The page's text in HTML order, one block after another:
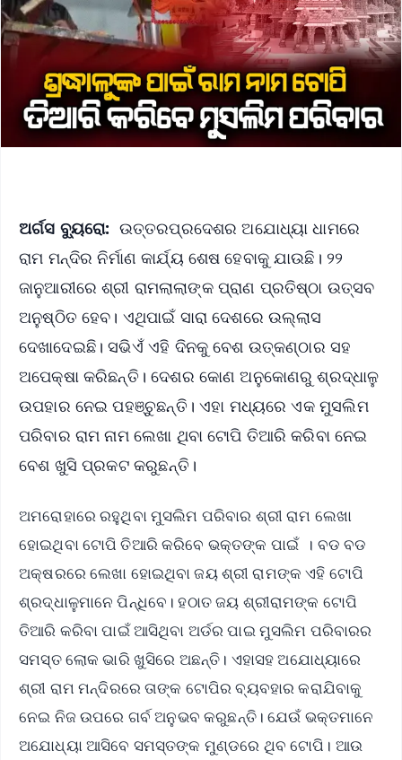
ଅର୍ଗସ ବ୍ୟୁରୋ: ଉତ୍ତରପ୍ରଦେଶର ଅଯୋଧ୍ୟା ଧାମରେ
ରାମ ମନ୍ଦିର ନିର୍ମାଣ କାର୍ଯ୍ୟ ଶେଷ ହେବାକୁ ଯାଉଛି। ୨୨
ଜାନୁଆରୀରେ ଶ୍ରୀ ରାମଲାଲାଙ୍କ ପ୍ରାଣ ପ୍ରତିଷ୍ଠା ଉତ୍ସବ
ଅନୁଷ୍ଠିତ ହେବ। ଏଥିପାଇଁ ସାରା ଦେଶରେ ଉଲ୍ଲାସ
ଦେଖାଦେଇଛି। ସଭିଏଁ ଏହି ଦିନକୁ ବେଶ ଉତ୍କଣ୍ଠାର ସହ
ଅପେକ୍ଷା କରିଛନ୍ତି। ଦେଶର କୋଣ ଅନୁକୋଣରୁ ଶ୍ରଦ୍ଧାଳୁ
ଉପହାର ନେଇ ପହଞ୍ଚୁଛନ୍ତି। ଏହା ମଧ୍ୟରେ ଏକ ମୁସଲିମ
ପରିବାର ରାମ ନାମ ଲେଖା ଥିବା ଟୋପି ତିଆରି କରିବା ନେଇ
ବେଶ ଖୁସି ପ୍ରକଟ କରୁଛନ୍ତି।
ଅମରୋହାରେ ରହୁଥିବା ମୁସଲିମ ପରିବାର ଶ୍ରୀ ରାମ ଲେଖା
ହୋଇଥିବା ଟୋପି ତିଆରି କରିବେ ଭକ୍ତଙ୍କ ପାଇଁ । ବଡ ବଡ
ଅକ୍ଷରରେ ଲେଖା ହୋଇଥିବା ଜୟ ଶ୍ରୀ ରାମଙ୍କ ଏହି ଟୋପି
ଶ୍ରଦ୍ଧାଳୁମାନେ ପିନ୍ଧିବେ। ହଠାତ ଜୟ ଶ୍ରୀରାମଙ୍କ ଟୋପି
ତିଆରି କରିବା ପାଇଁ ଆସିଥିବା ଅର୍ଡର ପାଇ ମୁସଲିମ ପରିବାରର
ସମସ୍ତ ଲୋକ ଭାରି ଖୁସିରେ ଅଛନ୍ତି। ଏହାସହ ଅଯୋଧ୍ୟାରେ
ଶ୍ରୀ ରାମ ମନ୍ଦିରରେ ତାଙ୍କ ଟୋପିର ବ୍ୟବହାର କରାଯିବାକୁ
ନେଇ ନିଜ ଉପରେ ଗର୍ବ ଅନୁଭବ କରୁଛନ୍ତି। ଯେଉଁ ଭକ୍ତମାନେ
ଅଯୋଧ୍ୟା ଆସିବେ ସମସ୍ତଙ୍କ ମୁଣ୍ଡରେ ଥିବ ଟୋପି। ଆଉ